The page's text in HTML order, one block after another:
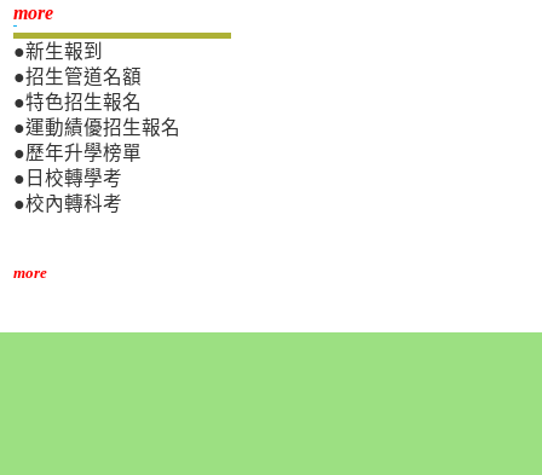
more新生專區
●新生報到
●招生管道名額
●特色招生報名
●運動績優招生報名
●歷年升學榜單
●日校轉學考
●校內轉科考
more